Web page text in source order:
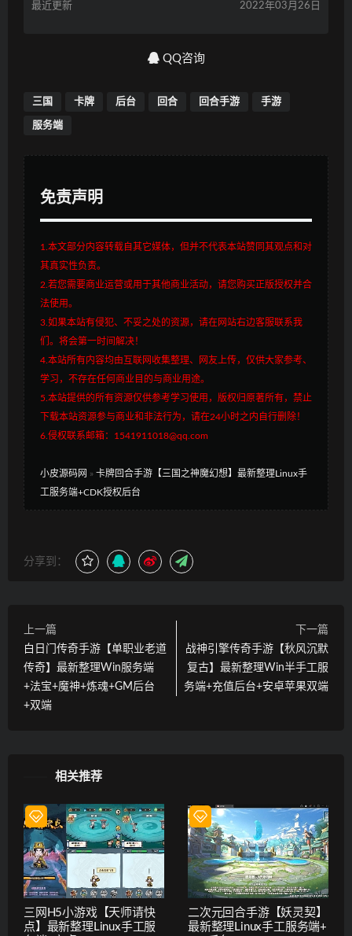
最近更新 2022年03月26日
QQ咨询
三国 卡牌 后台 回合 回合手游 手游
服务端
免责声明
1.本文部分内容转载自其它媒体，但并不代表本站赞同其观点和对
其真实性负责。
2.若您需要商业运营或用于其他商业活动，请您购买正版授权并合
法使用。
3.如果本站有侵犯、不妥之处的资源，请在网站右边客服联系我
们。将会第一时间解决！
4.本站所有内容均由互联网收集整理、网友上传，仅供大家参考、
学习，不存在任何商业目的与商业用途。
5.本站提供的所有资源仅供参考学习使用，版权归原著所有，禁止
下载本站资源参与商业和非法行为，请在24小时之内自行删除！
6.侵权联系邮箱：1541911018@qq.com
小皮源码网 » 卡牌回合手游【三国之神魔幻想】最新整理Linux手
工服务端+CDK授权后台
分享到：
上一篇
白日门传奇手游【单职业老道
传奇】最新整理Win服务端
+法宝+魔神+炼魂+GM后台
+双端
下一篇
战神引擎传奇手游【秋风沉默
复古】最新整理Win半手工服
务端+充值后台+安卓苹果双端
相关推荐
三网H5小游戏【天师请快
点】最新整理Linux手工服
二次元回合手游【妖灵契】
最新整理Linux手工服务端+